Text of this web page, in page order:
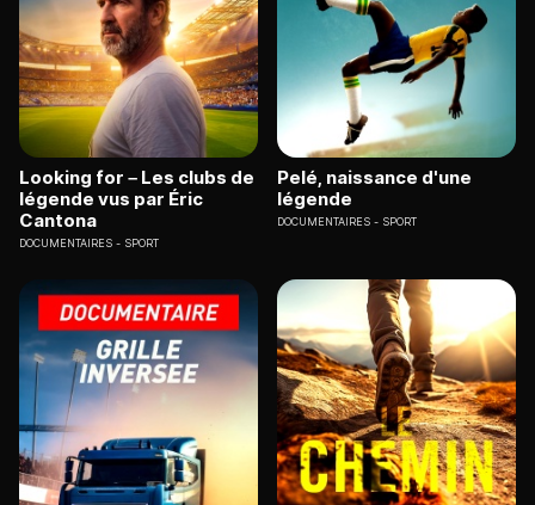
Looking for – Les clubs de
légende vus par Éric
Cantona
DOCUMENTAIRES SPORT
Pelé, naissance d'une
légende
DOCUMENTAIRES SPORT